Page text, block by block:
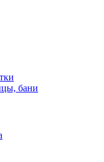
бани